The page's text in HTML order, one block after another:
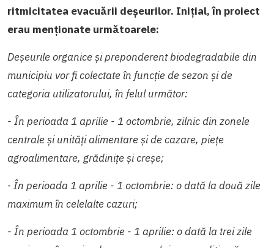
ritmicitatea evacuării deșeurilor. Inițial, în proiect
erau menționate următoarele:
Deșeurile organice și preponderent biodegradabile din
municipiu vor fi colectate în funcție de sezon și de
categoria utilizatorului, în felul următor:
- În perioada 1 aprilie - 1 octombrie, zilnic din zonele
centrale și unități alimentare și de cazare, piețe
agroalimentare, grădinițe și creșe;
- În perioada 1 aprilie - 1 octombrie: o dată la două zile
maximum în celelalte cazuri;
- În perioada 1 octombrie - 1 aprilie: o dată la trei zile